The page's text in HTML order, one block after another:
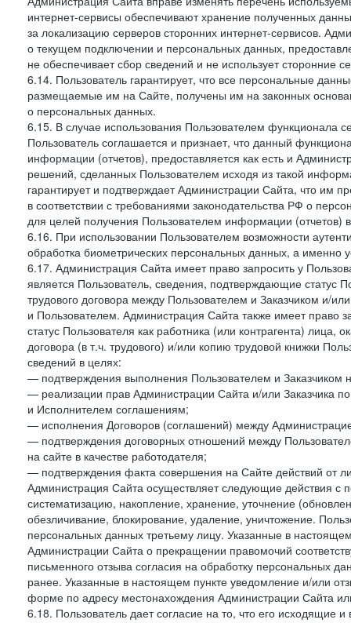
интернет-сервисы обеспечивают хранение полученных
за локализацию серверов сторонних интернет-сервисов.
о текущем подключении и персональных данных,
не обеспечивает сбор сведений и не использует
6.14. Пользователь гарантирует, что все персональные
размещаемые им на Сайте, получены им на законных
о персональных данных.
6.15. В случае использования Пользователем функционала
Пользователь соглашается и признает, что данный
информации (отчетов), предоставляется как есть и
решений, сделанных Пользователем исходя из такой
гарантирует и подтверждает Администрации Сайта, что им
в соответствии с требованиями законодательства РФ о
для целей получения Пользователем информации (отчетов)
6.16. При использовании Пользователем возможности
обработка биометрических персональных данных, а именно
6.17. Администрация Сайта имеет право запросить у
является Пользователь, сведения, подтверждающие статус
трудового договора между Пользователем и Заказчиком и/
и Пользователем. Администрация Сайта также имеет право
статус Пользователя как работника (или контрагента)
договора (в т.ч. трудового) и/или копию трудовой книжки
сведений в целях:
— подтверждения выполнения Пользователем и Заказчиком
— реализации прав Администрации Сайта и/или Заказчика
и Исполнителем соглашениям;
— исполнения Договоров (соглашений) между
— подтверждения договорных отношений между
на сайте в качестве работодателя;
— подтверждения факта совершения на Сайте действий от
Администрация Сайта осуществляет следующие действия с
систематизацию, накопление, хранение, уточнение
обезличивание, блокирование, удаление, уничтожение.
персональных данных третьему лицу. Указанные в
Администрации Сайта о прекращении правомочий
письменного отзыва согласия на обработку персональных
ранее. Указанные в настоящем пункте уведомление и/или
форме по адресу местонахождения Администрации Сайта
6.18. Пользователь дает согласие на то, что его исходящие